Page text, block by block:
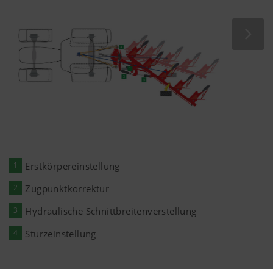
1 Erstkörpereinstellung
2 Zugpunktkorrektur
3 Hydraulische Schnittbreitenverstellung
4 Sturzeinstellung